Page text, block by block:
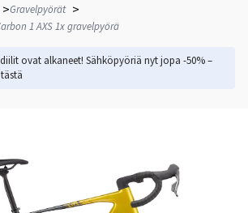
>Gravelpyörät >
1 AXS 1x gravelpyörä
ovat alkaneet! Sähköpyöriä nyt jopa -50% –
tästä